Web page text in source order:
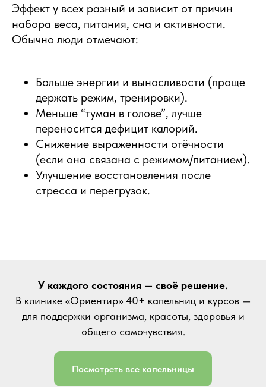
Эффект у всех разный и зависит от причин
набора веса, питания, сна и активности.
Обычно люди отмечают:
Больше энергии и выносливости (проще
держать режим, тренировки).
Меньше “туман в голове”, лучше
переносится дефицит калорий.
Снижение выраженности отёчности
(если она связана с режимом/питанием).
Улучшение восстановления после
стресса и перегрузок.
У каждого состояния — своё решение.
В клинике «Ориентир» 40+ капельниц и курсов —
для поддержки организма, красоты, здоровья и
общего самочувствия.
Посмотреть все капельницы